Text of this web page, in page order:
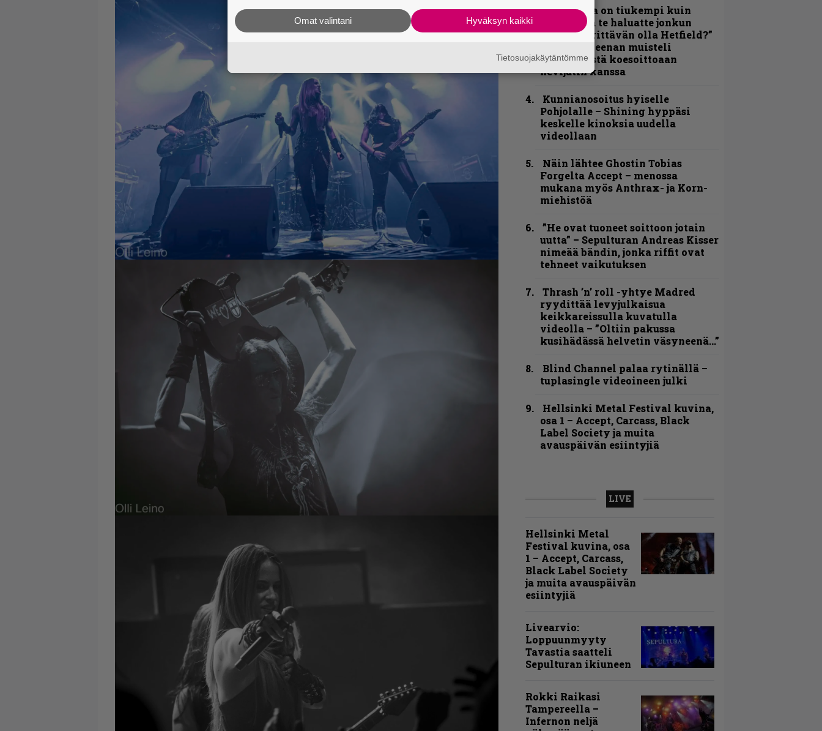
”Metallica on tiukempi kuin
koskaan ja te haluatte jonkun
nulikan yrittävän olla Hetfield?”
– Pepper Keenan muisteli
ensimmäistä koesoittoaan
hevijätin kanssa
Kunnianosoitus hyiselle
Pohjolalle – Shining hyppäsi
keskelle kinoksia uudella
videollaan
Näin lähtee Ghostin Tobias
Forgelta Accept – menossa
mukana myös Anthrax- ja Korn-
miehistöä
”He ovat tuoneet soittoon jotain
uutta” – Sepulturan Andreas Kisser
nimeää bändin, jonka riffit ovat
tehneet vaikutuksen
Thrash ’n’ roll -yhtye Madred
ryydittää levyjulkaisua
keikkareissulla kuvatulla
videolla – ”Oltiin pakussa
kusihädässä helvetin väsyneenä…”
Blind Channel palaa rytinällä –
tuplasingle videoineen julki
Hellsinki Metal Festival kuvina,
osa 1 – Accept, Carcass, Black
Label Society ja muita
avauspäivän esiintyjiä
LIVE
Hellsinki Metal
Festival kuvina, osa
1 – Accept, Carcass,
Black Label Society
ja muita avauspäivän
esiintyjiä
Livearvio:
Loppuunmyyty
Tavastia saatteli
Sepulturan ikiuneen
Rokki Raikasi
Tampereella –
Infernon neljä
Hyväksyn kaikki
Omat valintani
Tietosuojakäytäntömme